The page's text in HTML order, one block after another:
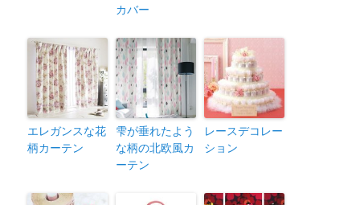
カバー
エレガンスな花
柄カーテン
雫が垂れたよう
な柄の北欧風カ
ーテン
レースデコレー
ション